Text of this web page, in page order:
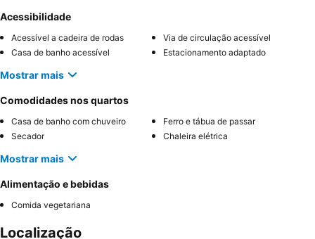
Acessibilidade
Acessível a cadeira de rodas
Via de circulação acessível
Casa de banho acessível
Estacionamento adaptado
Mostrar mais
Comodidades nos quartos
Casa de banho com chuveiro
Ferro e tábua de passar
Secador
Chaleira elétrica
Mostrar mais
Alimentação e bebidas
Comida vegetariana
Localização